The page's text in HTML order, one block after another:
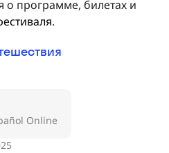
о программе, билетах и
.
Online